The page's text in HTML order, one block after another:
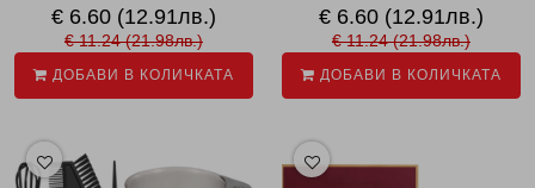
€ 6.60 (12.91лв.)
€ 11.24 (21.98лв.)
ДОБАВИ В КОЛИЧКАТА
€ 6.60 (12.91лв.)
€ 11.24 (21.98лв.)
ДОБАВИ В КОЛИЧКАТА